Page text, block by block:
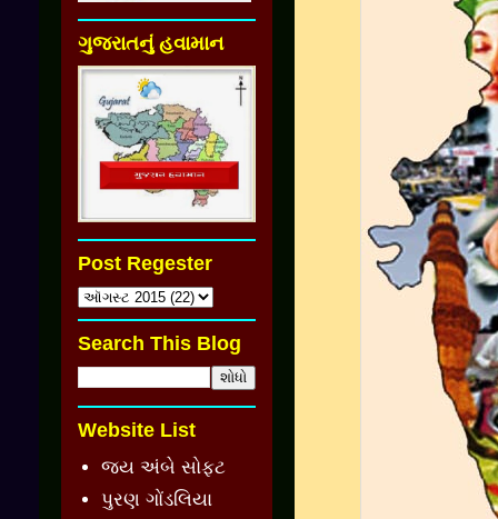
ગુજરાતનું હવામાન
Post Regester
Search This Blog
Website List
જય અંબે સોફ્ટ
પુરણ ગોંડલિયા